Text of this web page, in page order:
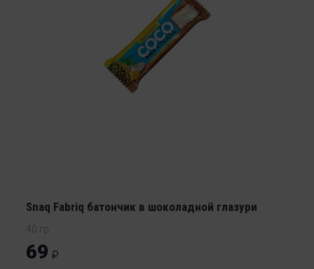
Snaq Fabriq батончик в шоколадной глазури
40 гр
69